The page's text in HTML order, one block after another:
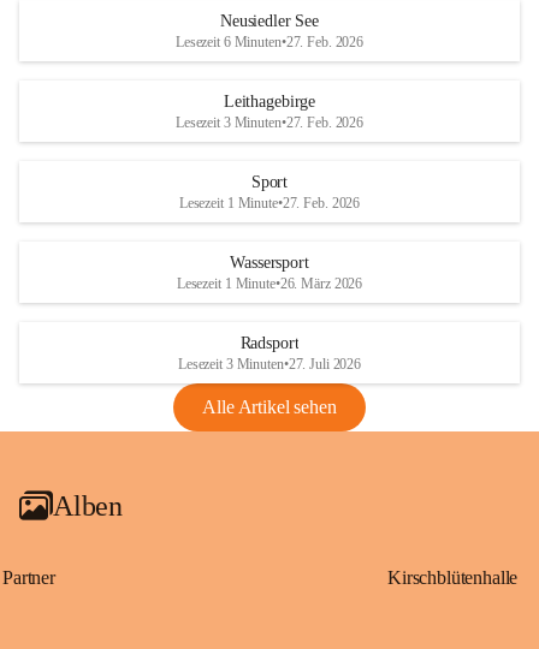
S
und den daraus folgenden wirtschaftlichen
Maßnahmen zur Bekämpfung
Rebe und der Amerikanischen
Anhang VBl. EU Nr. 18
1 Seite•1,4 MB
VBl. EU Nr. 18_2026
r
S
Neusiedler See
Lesezeit 6 Minuten•27. Feb. 2026
Leithagebirge
Lesezeit 3 Minuten•27. Feb. 2026
Sport
Lesezeit 1 Minute•27. Feb. 2026
Wassersport
Lesezeit 1 Minute•26. März 2026
Radsport
Lesezeit 3 Minuten•27. Juli 2026
Alle Artikel sehen
Alben
Partner Kirschblütenhalle